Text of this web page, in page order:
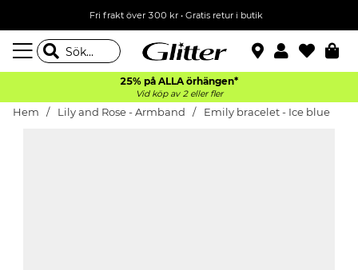
Fri frakt över 300 kr• Gratis retur i butik
25% på ALLA örhängen*
Vid köp av 2 eller fler
Hem Lily and Rose - Armband Emily bracelet - Ice blue